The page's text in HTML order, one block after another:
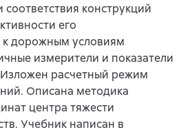
конструкций
его
дорожным условиям
измерители и показатели
Изложен расчетный режим
Описана методика
центра тяжести
Учебник написан в